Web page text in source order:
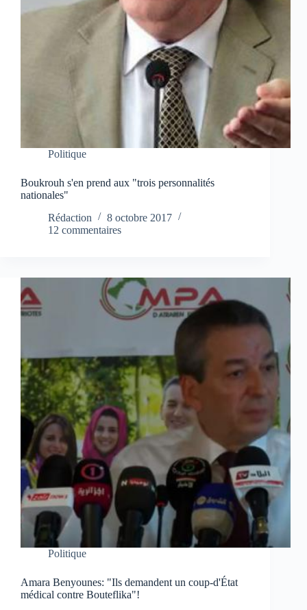
Politique
Boukrouh s'en prend aux "trois personnalités
nationales"
Rédaction
8 octobre 2017
12 commentaires
Politique
Amara Benyounes: "Ils demandent un coup-d'État
médical contre Bouteflika"!